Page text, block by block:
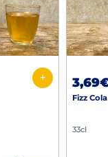
+
Fizz Cola
33cl